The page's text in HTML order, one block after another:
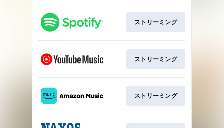
ストリーミング
ストリーミング
ストリーミング